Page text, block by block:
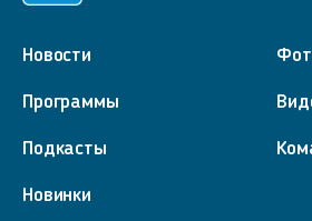
Новости
Программы
Подкасты
Новинки